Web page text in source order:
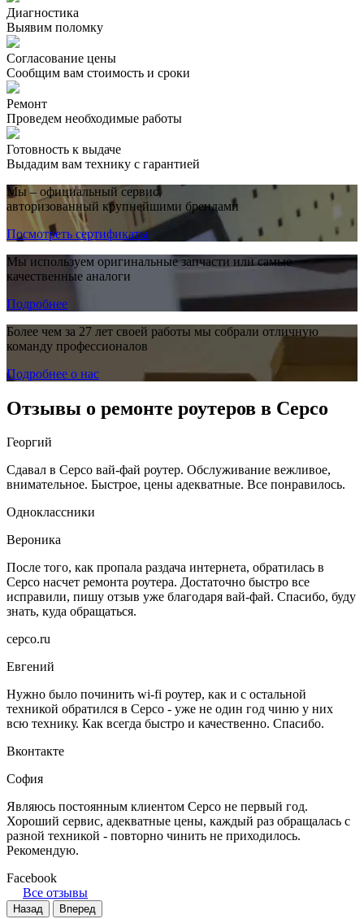
Диагностика
Выявим поломку
Согласование цены
Сообщим вам стоимость и сроки
Ремонт
Проведем необходимые работы
Готовность к выдаче
Выдадим вам технику с гарантией
Мы – официальный сервис,
авторизованный крупнейшими брендами
Посмотреть сертификаты
Мы используем оригинальные запчасти или самые
качественные аналоги
Подробнее
Более чем за 27 лет своей работы мы собрали отличную
команду профессионалов
Подробнее о нас
Отзывы о ремонте роутеров в Серсо
Георгий
Сдавал в Серсо вай-фай роутер. Обслуживание вежливое,
внимательное. Быстрое, цены адекватные. Все понравилось.
Одноклассники
Вероника
После того, как пропала раздача интернета, обратилась в
Серсо насчет ремонта роутера. Достаточно быстро все
исправили, пишу отзыв уже благодаря вай-фай. Спасибо, буду
знать, куда обращаться.
серсо.ru
Евгений
Нужно было починить wi-fi роутер, как и с остальной
техникой обратился в Серсо - уже не один год чиню у них
всю технику. Как всегда быстро и качественно. Спасибо.
Вконтакте
София
Являюсь постоянным клиентом Серсо не первый год.
Хороший сервис, адекватные цены, каждый раз обращалась с
разной техникой - повторно чинить не приходилось.
Рекомендую.
Facebook
Все отзывы
Назад Вперед